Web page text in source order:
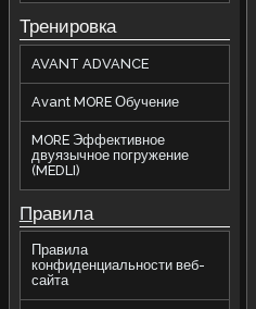
Тренировка
AVANT ADVANCE
Avant MORE Обучение
MORE Эффективное
двуязычное погружение
(MEDLI)
Правила
Правила
конфиденциальности веб-
сайта